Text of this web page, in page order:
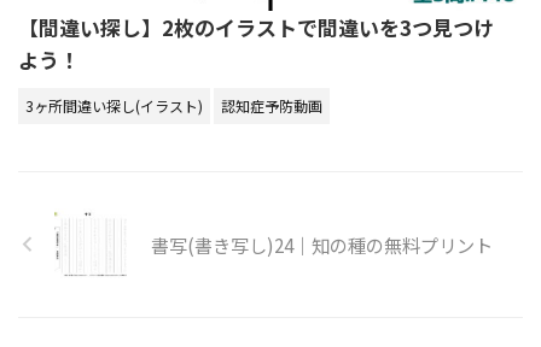
【間違い探し】2枚のイラストで間違いを3つ見つけ
よう！
3ヶ所間違い探し(イラスト) 認知症予防動画
書写(書き写し)24｜知の種の無料プリント